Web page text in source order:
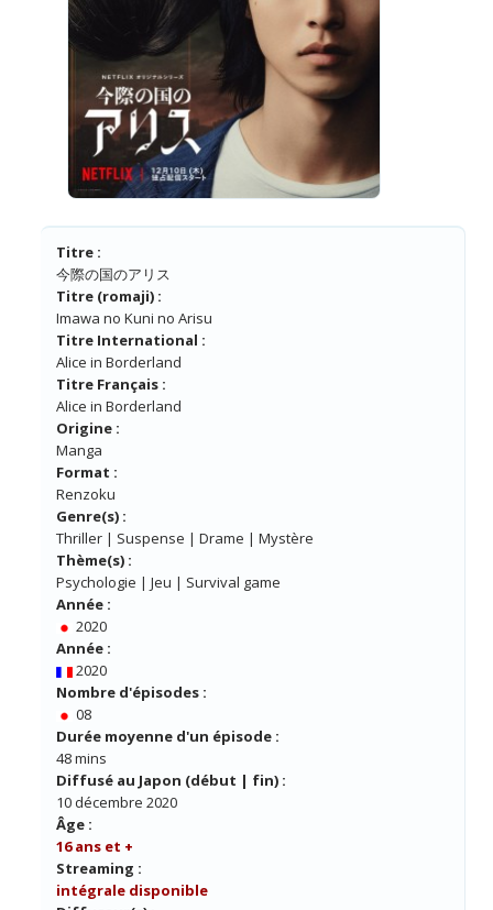
Titre :
今際の国のアリス
Titre (romaji) :
Imawa no Kuni no Arisu
Titre International :
Alice in Borderland
Titre Français :
Alice in Borderland
Origine :
Manga
Format :
Renzoku
Genre(s) :
Thriller | Suspense | Drame | Mystère
Thème(s) :
Psychologie | Jeu | Survival game
Année :
2020
Année :
2020
Nombre d'épisodes :
08
Durée moyenne d'un épisode :
48 mins
Diffusé au Japon (début | fin) :
10 décembre 2020
Âge :
16 ans et +
Streaming :
intégrale disponible